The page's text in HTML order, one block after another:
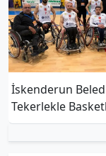
İskenderun
Tekerlekle
Takımı İspanya
Temsilcisini Yendi